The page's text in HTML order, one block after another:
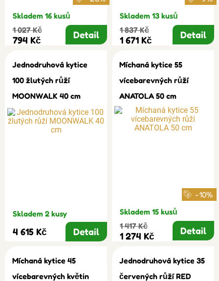
Skladem 16 kusů
1 027 Kč
794 Kč Detail
Skladem 13 kusů
1 837 Kč
1 671 Kč Detail
Jednodruhová kytice
100 žlutých růží
MOONWALK 40 cm
Skladem 2 kusy
4 615 Kč Detail
Míchaná kytice 55
vícebarevných růží
ANATOLA 50 cm
-10%
Skladem 15 kusů
1 417 Kč
1 274 Kč Detail
Míchaná kytice 45
vícebarevných květin
Jednodruhová kytice 35
červených růží RED